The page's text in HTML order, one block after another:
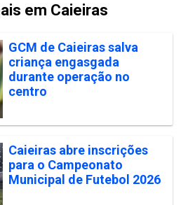
em Caieiras
GCM de Caieiras salva
criança engasgada
durante operação no
centro
Caieiras abre inscrições
para o Campeonato
Municipal de Futebol 2026